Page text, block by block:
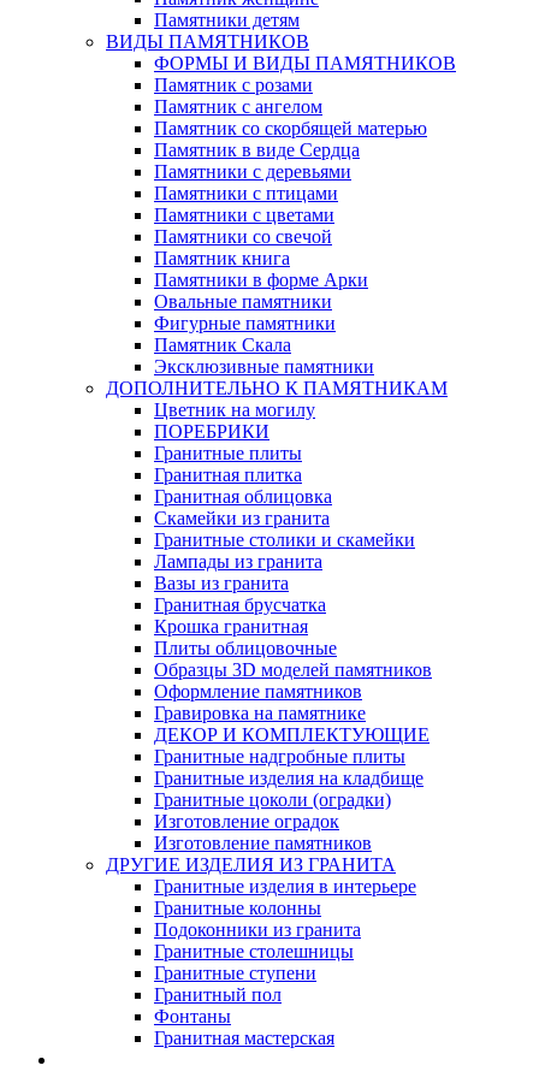
Памятники детям
ВИДЫ ПАМЯТНИКОВ
ФОРМЫ И ВИДЫ ПАМЯТНИКОВ
Памятник с розами
Памятник с ангелом
Памятник со скорбящей матерью
Памятник в виде Сердца
Памятники с деревьями
Памятники с птицами
Памятники с цветами
Памятники со свечой
Памятник книга
Памятники в форме Арки
Овальные памятники
Фигурные памятники
Памятник Скала
Эксклюзивные памятники
ДОПОЛНИТЕЛЬНО К ПАМЯТНИКАМ
Цветник на могилу
ПОРЕБРИКИ
Гранитные плиты
Гранитная плитка
Гранитная облицовка
Скамейки из гранита
Гранитные столики и скамейки
Лампады из гранита
Вазы из гранита
Гранитная брусчатка
Крошка гранитная
Плиты облицовочные
Образцы 3D моделей памятников
Оформление памятников
Гравировка на памятнике
ДЕКОР И КОМПЛЕКТУЮЩИЕ
Гранитные надгробные плиты
Гранитные изделия на кладбище
Гранитные цоколи (оградки)
Изготовление оградок
Изготовление памятников
ДРУГИЕ ИЗДЕЛИЯ ИЗ ГРАНИТА
Гранитные изделия в интерьере
Гранитные колонны
Подоконники из гранита
Гранитные столешницы
Гранитные ступени
Гранитный пол
Фонтаны
Гранитная мастерская